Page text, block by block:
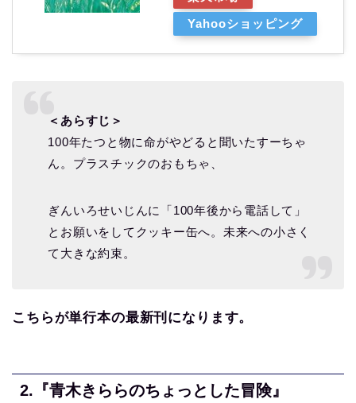
Yahooショッピング
＜あらすじ＞
100年たつと物に命がやどると聞いたすーちゃ
ん。プラスチックのおもちゃ、
ぎんいろせいじんに「100年後から電話して」
とお願いをしてクッキー缶へ。未来への小さく
て大きな約束。
こちらが単行本の最新刊になります。
2. 『青木きららのちょっとした冒険』